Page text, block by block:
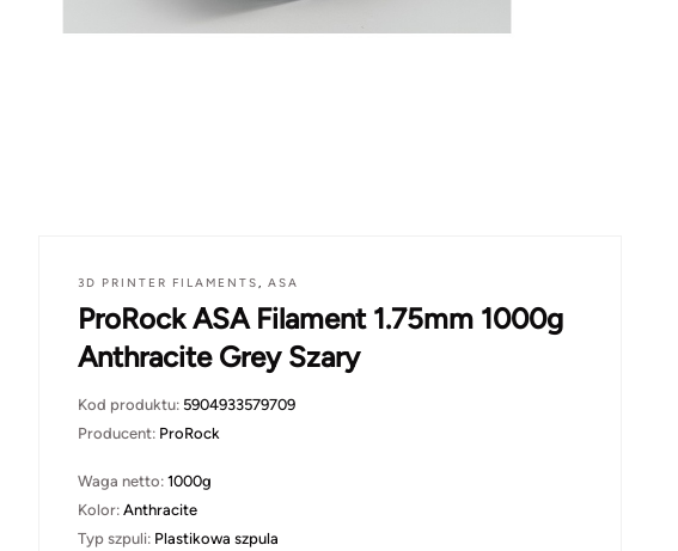
3D PRINTER FILAMENTS, ASA
ProRock ASA Filament 1.75mm 1000g
Anthracite Grey Szary
Kod produktu: 5904933579709
Producent: ProRock
Waga netto: 1000g
Kolor: Anthracite
Typ szpuli: Plastikowa szpula